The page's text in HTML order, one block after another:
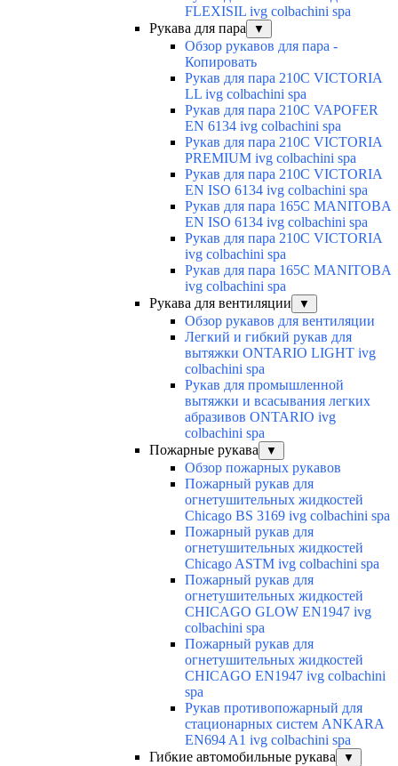
FLEXISIL ivg colbachini spa
Рукава для пара
▼
Обзор рукавов для пара -
Копировать
Рукав для пара 210C VICTORIA
LL ivg colbachini spa
Рукав для пара 210C VAPOFER
EN 6134 ivg colbachini spa
Рукав для пара 210C VICTORIA
PREMIUM ivg colbachini spa
Рукав для пара 210C VICTORIA
EN ISO 6134 ivg colbachini spa
Рукав для пара 165C MANITOBA
EN ISO 6134 ivg colbachini spa
Рукав для пара 210C VICTORIA
ivg colbachini spa
Рукав для пара 165C MANITOBA
ivg colbachini spa
Рукава для вентиляции
▼
Обзор рукавов для вентиляции
Легкий и гибкий рукав для
вытяжки ONTARIO LIGHT ivg
colbachini spa
Рукав для промышленной
вытяжки и всасывания легких
абразивов ONTARIO ivg
colbachini spa
Пожарные рукава
▼
Обзор пожарных рукавов
Пожарный рукав для
огнетушительных жидкостей
Chicago BS 3169 ivg colbachini spa
Пожарный рукав для
огнетушительных жидкостей
Chicago ASTM ivg colbachini spa
Пожарный рукав для
огнетушительных жидкостей
CHICAGO GLOW EN1947 ivg
colbachini spa
Пожарный рукав для
огнетушительных жидкостей
CHICAGO EN1947 ivg colbachini
spa
Рукав противопожарный для
стационарных систем ANKARA
EN694 A1 ivg colbachini spa
Гибкие автомобильные рукава
▼